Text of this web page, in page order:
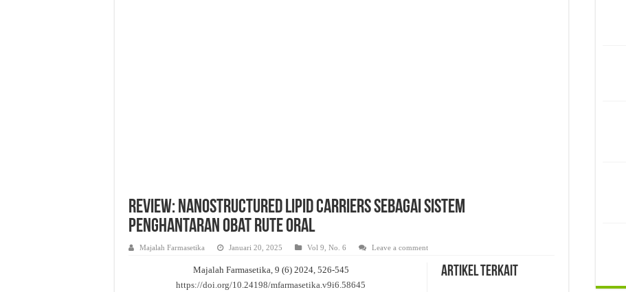
Evaluasi Kesesuaian Sistem Penyimpanan Obat, Suplemen, dan Kosmetik Eceran pada Salah Satu Gudang
Review: Nanostructured Lipid Carriers Sebagai Sistem
Penghantaran Obat Rute Oral
Majalah Farmasetika Januari 20, 2025 Vol 9, No. 6 Leave a comment
Artikel Terkait
Majalah Farmasetika, 9 (6) 2024, 526-545
https://doi.org/10.24198/mfarmasetika.v9i6.58645